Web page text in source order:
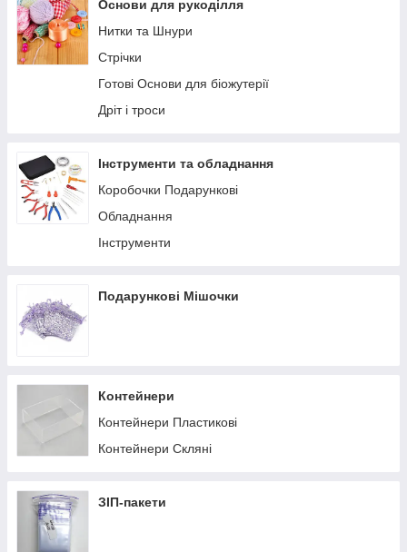
Глітер & Посипки
Основи для кілець
Колечки
Фурнітура для Брелоків
Сетинги для біжутерії
Магніти
Фурнітура для сумок і Гаманців
Асорті Фурнітури
Канітель
Цепі з Бусин Handmade
Основи для рукоділля
Нитки та Шнури
Стрічки
Готові Основи для біожутерії
Дріт і троси
Інструменти та обладнання
Коробочки Подарункові
Обладнання
Інструменти
Подарункові Мішочки
Контейнери
Контейнери Пластикові
Контейнери Скляні
ЗІП-пакети